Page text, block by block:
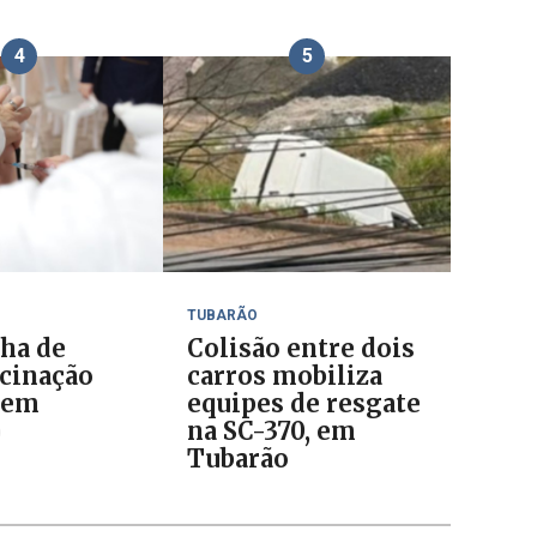
4
de
5
TUBARÃO
Colisão entre dois
carros mobiliza
equipes de resgate
na SC-370, em
Tubarão